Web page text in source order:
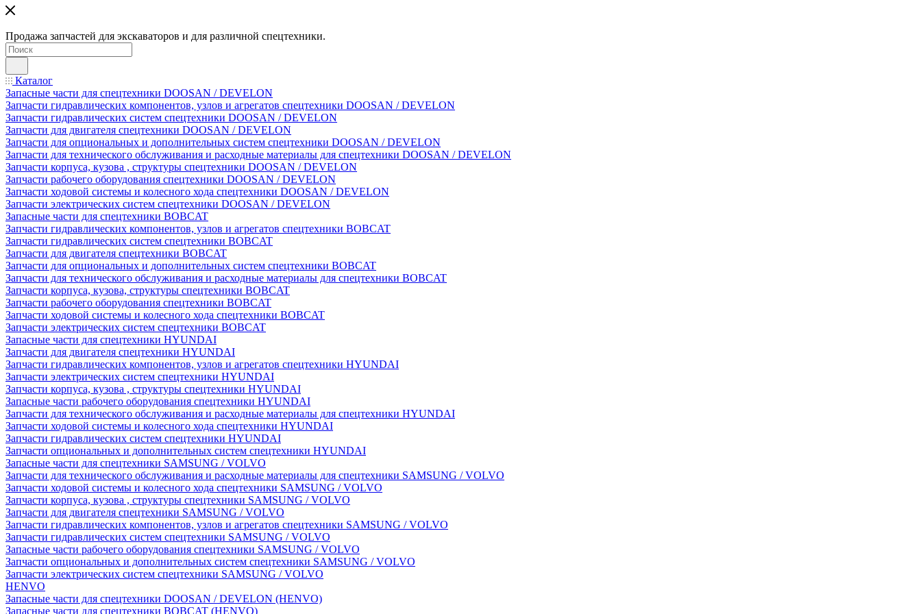
Продажа запчастей для экскаваторов и для различной спецтехники.
Каталог
Запасные части для спецтехники DOOSAN / DEVELON
Запчасти гидравлических компонентов, узлов и агрегатов спецтехники DOOSAN / DEVELON
Запчасти гидравлических систем спецтехники DOOSAN / DEVELON
Запчасти для двигателя спецтехники DOOSAN / DEVELON
Запчасти для опциональных и дополнительных систем спецтехники DOOSAN / DEVELON
Запчасти для технического обслуживания и расходные материалы для спецтехники DOOSAN / DEVELON
Запчасти корпуса, кузова , структуры спецтехники DOOSAN / DEVELON
Запчасти рабочего оборудования спецтехники DOOSAN / DEVELON
Запчасти ходовой системы и колесного хода спецтехники DOOSAN / DEVELON
Запчасти электрических систем спецтехники DOOSAN / DEVELON
Запасные части для спецтехники BOBCAT
Запчасти гидравлических компонентов, узлов и агрегатов спецтехники BOBCAT
Запчасти гидравлических систем спецтехники BOBCAT
Запчасти для двигателя спецтехники BOBCAT
Запчасти для опциональных и дополнительных систем спецтехники BOBCAT
Запчасти для технического обслуживания и расходные материалы для спецтехники BOBCAT
Запчасти корпуса, кузова, структуры спецтехники BOBCAT
Запчасти рабочего оборудования спецтехники BOBCAT
Запчасти ходовой системы и колесного хода спецтехники BOBCAT
Запчасти электрических систем спецтехники BOBCAT
Запасные части для спецтехники HYUNDAI
Запчасти для двигателя спецтехники HYUNDAI
Запчасти гидравлических компонентов, узлов и агрегатов спецтехники HYUNDAI
Запчасти электрических систем спецтехники HYUNDAI
Запчасти корпуса, кузова , структуры спецтехники HYUNDAI
Запасные части рабочего оборудования спецтехники HYUNDAI
Запчасти для технического обслуживания и расходные материалы для спецтехники HYUNDAI
Запчасти ходовой системы и колесного хода спецтехники HYUNDAI
Запчасти гидравлических систем спецтехники HYUNDAI
Запчасти опциональных и дополнительных систем спецтехники HYUNDAI
Запасные части для спецтехники SAMSUNG / VOLVO
Запчасти для технического обслуживания и расходные материалы для спецтехники SAMSUNG / VOLVO
Запчасти ходовой системы и колесного хода спецтехники SAMSUNG / VOLVO
Запчасти корпуса, кузова , структуры спецтехники SAMSUNG / VOLVO
Запчасти для двигателя спецтехники SAMSUNG / VOLVO
Запчасти гидравлических компонентов, узлов и агрегатов спецтехники SAMSUNG / VOLVO
Запчасти гидравлических систем спецтехники SAMSUNG / VOLVO
Запасные части рабочего оборудования спецтехники SAMSUNG / VOLVO
Запчасти опциональных и дополнительных систем спецтехники SAMSUNG / VOLVO
Запчасти электрических систем спецтехники SAMSUNG / VOLVO
HENVO
Запасные части для спецтехники DOOSAN / DEVELON (HENVO)
Запасные части для спецтехники BOBCAT (HENVO)